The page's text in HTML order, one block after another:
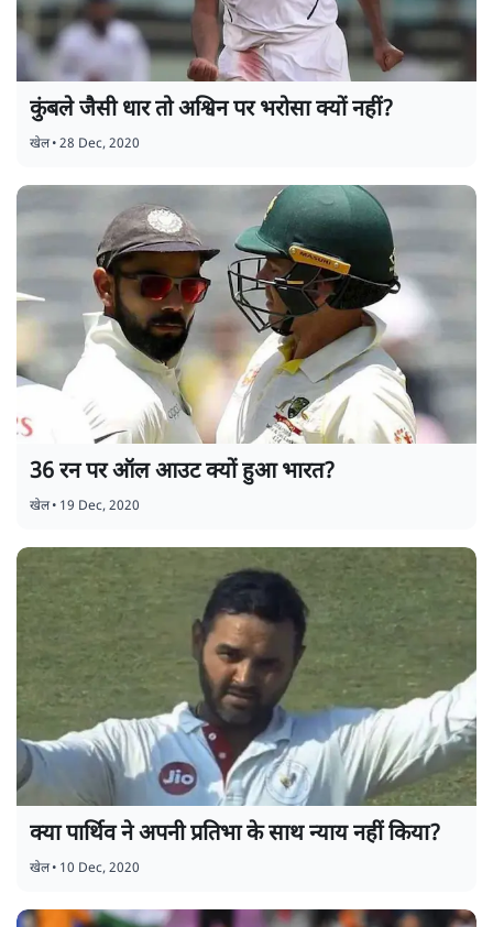
कुंबले जैसी धार तो अश्विन पर भरोसा क्यों नहीं?
खेल•28 Dec, 2020
36 रन पर ऑल आउट क्यों हुआ भारत?
खेल• 19 Dec, 2020
क्या पार्थिव ने अपनी प्रतिभा के साथ न्याय नहीं किया?
खेल• 10 Dec, 2020